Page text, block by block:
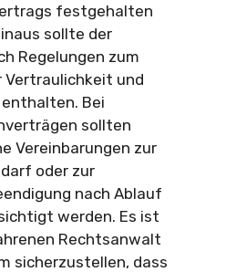
festgehalten
sollte der
Regelungen zum
und
Bei
sollten
Vereinbarungen zur
oder zur
nach Ablauf
werden. Es ist
Rechtsanwalt
sicherzustellen, dass